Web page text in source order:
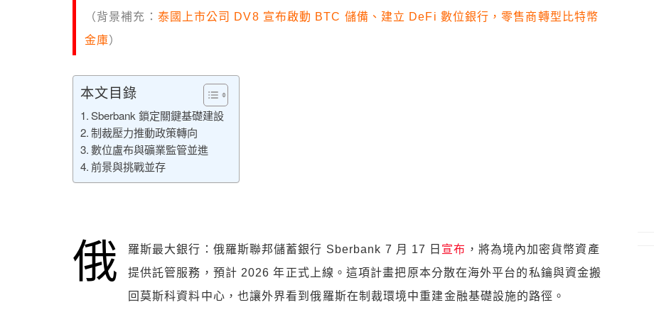
（背景補充： 泰國上市公司 DV8 宣布啟動 BTC 儲備、建立 DeFi 數位銀行，零售商轉型比特幣
金庫）
本文目錄
Sberbank 鎖定關鍵基礎建設
制裁壓力推動政策轉向
數位盧布與礦業監管並進
前景與挑戰並存
俄 羅斯最大銀行：俄羅斯聯邦儲蓄銀行 Sberbank 7 月 17 日 宣布 ，將為境內加密貨幣資產
提供託管服務，預計 2026 年正式上線。這項計畫把原本分散在海外平台的私鑰與資金搬
回莫斯科資料中心，也讓外界看到俄羅斯在制裁環境中重建金融基礎設施的路徑。